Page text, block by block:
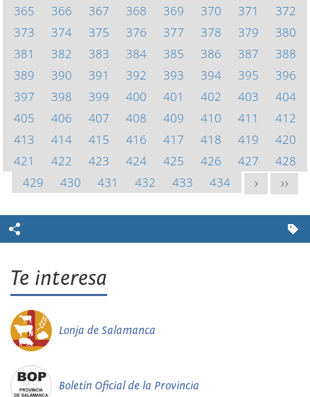
365
366 367 368 369 370 371
372
373
374 375 376 377 378 379
380
381
382 383 384 385 386 387
388
389
390 391 392 393 394 395
396
397
398 399 400 401 402 403
404
405
406 407 408 409 410 411
412
413
414 415 416 417 418 419
420
421
422 423 424 425 426 427
428
429
430 431 432 433 434 > >>
Te interesa
Lonja de Salamanca
Boletín Oficial de la Provincia